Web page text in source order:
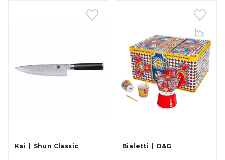
Kai Shun Classic Bialetti D&G